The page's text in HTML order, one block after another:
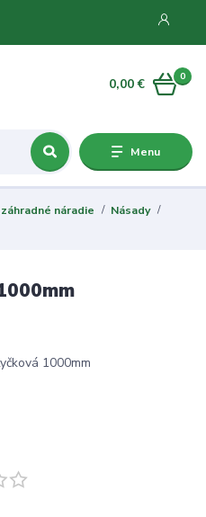
Menu
0
0,00 €
záhradné náradie
Násady